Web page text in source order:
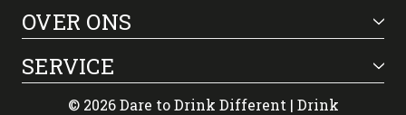
OVER ONS
SERVICE
© 2026 Dare to Drink Different | Drink